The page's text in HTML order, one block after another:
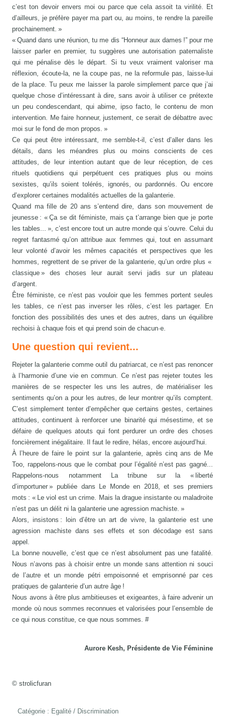
c’est ton devoir envers moi ou parce que cela assoit ta virilité. Et
d’ailleurs, je préfère payer ma part ou, au moins, te rendre la pareille
prochainement. »
« Quand dans une réunion, tu me dis “Honneur aux dames !” pour me
laisser parler en premier, tu suggères une autorisation paternaliste
qui me pénalise dès le départ. Si tu veux vraiment valoriser ma
réflexion, écoute-la, ne la coupe pas, ne la reformule pas, laisse-lui
de la place. Tu peux me laisser la parole simplement parce que j’ai
quelque chose d’intéressant à dire, sans avoir à utiliser ce prétexte
un peu condescendant, qui abime, ipso facto, le contenu de mon
intervention. Me faire honneur, justement, ce serait de débattre avec
moi sur le fond de mon propos. »
Ce qui peut être intéressant, me semble-t-il, c’est d’aller dans les
détails, dans les méandres plus ou moins conscients de ces
attitudes, de leur intention autant que de leur réception, de ces
rituels quotidiens qui perpétuent ces pratiques plus ou moins
sexistes, qu’ils soient tolérés, ignorés, ou pardonnés. Ou encore
d’explorer certaines modalités actuelles de la galanterie.
Quand ma fille de 20 ans s’entend dire, dans son mouvement de
jeunesse : « Ça se dit féministe, mais ça t’arrange bien que je porte
les tables... », c’est encore tout un autre monde qui s’ouvre. Celui du
regret fantasmé qu’on attribue aux femmes qui, tout en assumant
leur volonté d’avoir les mêmes capacités et perspectives que les
hommes, regrettent de se priver de la galanterie, qu’un ordre plus «
classique » des choses leur aurait servi jadis sur un plateau
d’argent.
Être féministe, ce n’est pas vouloir que les femmes portent seules
les tables, ce n’est pas inverser les rôles, c’est les partager. En
fonction des possibilités des unes et des autres, dans un équilibre
rechoisi à chaque fois et qui prend soin de chacun·e.
Une question qui revient...
Rejeter la galanterie comme outil du patriarcat, ce n’est pas renoncer
à l’harmonie d’une vie en commun. Ce n’est pas rejeter toutes les
manières de se respecter les uns les autres, de matérialiser les
sentiments qu’on a pour les autres, de leur montrer qu’ils comptent.
C’est simplement tenter d’empêcher que certains gestes, certaines
attitudes, continuent à renforcer une binarité qui mésestime, et se
défaire de quelques atouts qui font perdurer un ordre des choses
foncièrement inégalitaire. Il faut le redire, hélas, encore aujourd’hui.
À l’heure de faire le point sur la galanterie, après cinq ans de Me
Too, rappelons-nous que le combat pour l’égalité n’est pas gagné...
Rappelons-nous notamment La tribune sur la « liberté
d’importuner » publiée dans Le Monde en 2018, et ses premiers
mots : « Le viol est un crime. Mais la drague insistante ou maladroite
n’est pas un délit ni la galanterie une agression machiste. »
Alors, insistons : loin d’être un art de vivre, la galanterie est une
agression machiste dans ses effets et son décodage est sans
appel.
La bonne nouvelle, c’est que ce n’est absolument pas une fatalité.
Nous n’avons pas à choisir entre un monde sans attention ni souci
de l’autre et un monde pétri empoisonné et emprisonné par ces
pratiques de galanterie d’un autre âge !
Nous avons à être plus ambitieuses et exigeantes, à faire advenir un
monde où nous sommes reconnues et valorisées pour l’ensemble de
ce qui nous constitue, ce que nous sommes. #
Aurore Kesh, Présidente de Vie Féminine
© strolicfuran
Catégorie : Egalité / Discrimination